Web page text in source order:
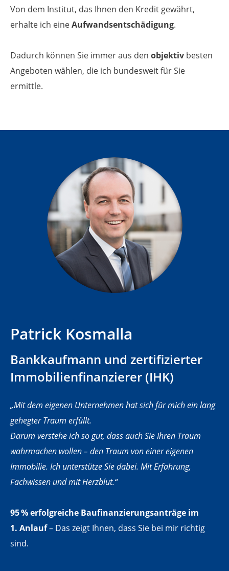
Von dem Institut, das Ihnen den Kredit gewährt,
erhalte ich eineAufwands­entschädigung.
Dadurch können Sie immer aus den objektiv besten
Angeboten wählen, die ich bundes­weit für Sie
ermittle.
Patrick Kosmalla
Bankkaufmann und zertifizierter
Immobilienfinanzierer (IHK)
„Mit dem eigenen Unternehmen hat sich für mich ein lang
gehegter Traum erfüllt.
Darum verstehe ich so gut, dass auch Sie Ihren Traum
wahrmachen wollen – den Traum von einer eigenen
Immobilie. Ich unterstütze Sie dabei. Mit Erfahrung,
Fachwissen und mit Herzblut.“
95 % erfolgreiche Baufinanzierungsanträge im
1. Anlauf– Das zeigt Ihnen, dass Sie bei mir richtig
sind.